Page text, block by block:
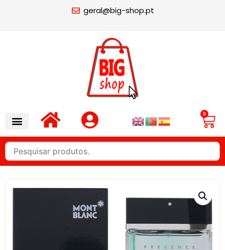
geral@big-shop.pt
0